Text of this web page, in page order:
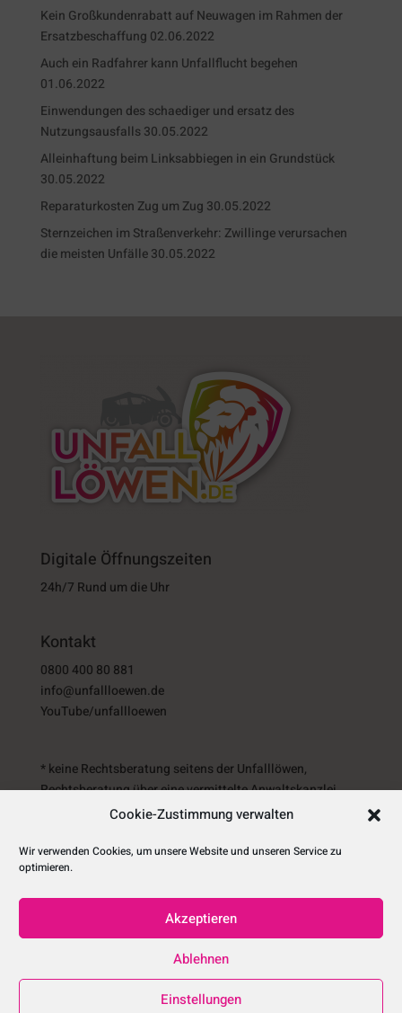
Cookie-Zustimmung verwalten
Wir verwenden Cookies, um unsere Website und unseren Service zu
optimieren.
Akzeptieren
Ablehnen
Einstellungen
Kein Großkundenrabatt auf Neuwagen im Rahmen der
Ersatzbeschaffung 02.06.2022
Auch ein Radfahrer kann Unfallflucht begehen
01.06.2022
Einwendungen des schaediger und ersatz des
Nutzungsausfalls 30.05.2022
Alleinhaftung beim Linksabbiegen in ein Grundstück
30.05.2022
Reparaturkosten Zug um Zug 30.05.2022
Sternzeichen im Straßenverkehr: Zwillinge verursachen
die meisten Unfälle 30.05.2022
Digitale Öffnungszeiten
24h/7 Rund um die Uhr
Kontakt
0800 400 80 881
info@unfallloewen.de
YouTube/unfallloewen
* keine Rechtsberatung seitens der Unfalllöwen,
Rechtsberatung über eine vermittelte Anwaltskanzlei.
Impressum Datenschutz
Cookie Richtlinie
AGBs
FAQ
© Copyright - UNFALLLÖWEN powered by